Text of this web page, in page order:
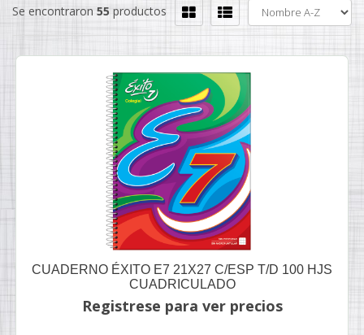
Se encontraron 55 productos
CUADERNO ÉXITO E7 21X27 C/ESP T/D 100 HJS
CUADRICULADO
Registrese para ver precios